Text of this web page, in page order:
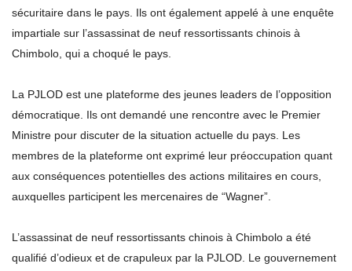
sécuritaire dans le pays. Ils ont également appelé à une enquête
impartiale sur l’assassinat de neuf ressortissants chinois à
Chimbolo, qui a choqué le pays.
La PJLOD est une plateforme des jeunes leaders de l’opposition
démocratique. Ils ont demandé une rencontre avec le Premier
Ministre pour discuter de la situation actuelle du pays. Les
membres de la plateforme ont exprimé leur préoccupation quant
aux conséquences potentielles des actions militaires en cours,
auxquelles participent les mercenaires de “Wagner”.
L’assassinat de neuf ressortissants chinois à Chimbolo a été
qualifié d’odieux et de crapuleux par la PJLOD. Le gouvernement